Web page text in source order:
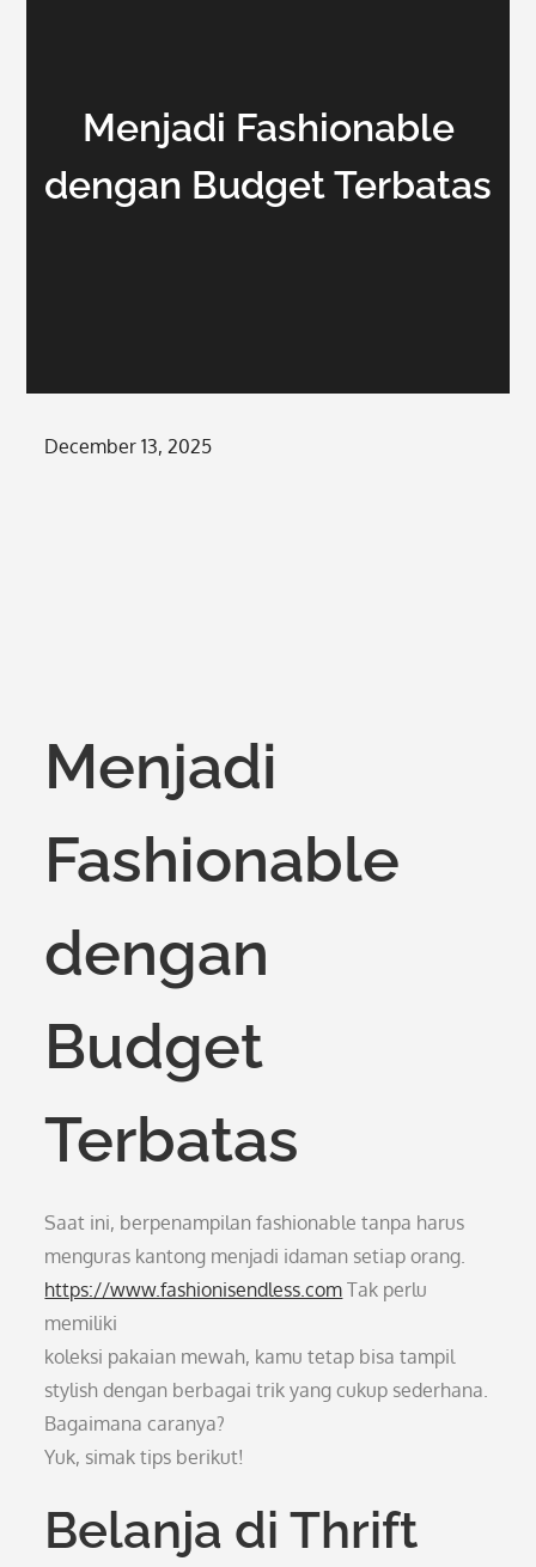
Menjadi Fashionable
dengan Budget Terbatas
Posted
December 13, 2025
Menjadi
Fashionable
dengan
Budget
Terbatas
Saat ini, berpenampilan fashionable tanpa harus
menguras kantong menjadi idaman setiap orang.
https://www.fashionisendless.com Tak perlu
memiliki
koleksi pakaian mewah, kamu tetap bisa tampil
stylish dengan berbagai trik yang cukup sederhana.
Bagaimana caranya?
Yuk, simak tips berikut!
Belanja di Thrift